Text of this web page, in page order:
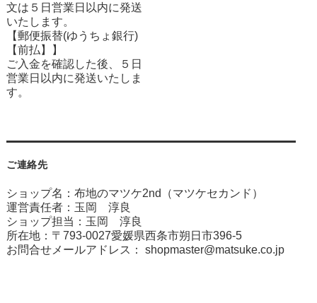
文は５日営業日以内に発送
いたします。
【郵便振替(ゆうちょ銀行)
【前払】】
ご入金を確認した後、５日
営業日以内に発送いたしま
す。
ご連絡先
ショップ名：布地のマツケ2nd（マツケセカンド）
運営責任者：玉岡 淳良
ショップ担当：玉岡 淳良
所在地：〒793-0027愛媛県西条市朔日市396-5
お問合せメールアドレス： shopmaster@matsuke.co.jp